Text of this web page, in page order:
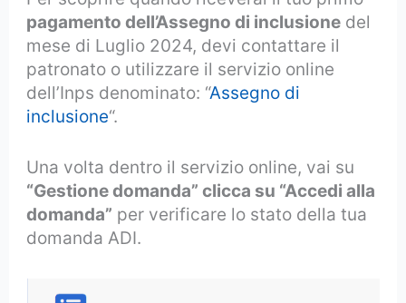
pagamento dell’Assegno di inclusione del
mese di Luglio 2024, devi contattare il
patronato o utilizzare il servizio online
dell’Inps denominato: “Assegno di
inclusione“.
Una volta dentro il servizio online, vai su
“Gestione domanda” clicca su “Accedi alla
domanda” per verificare lo stato della tua
domanda ADI.